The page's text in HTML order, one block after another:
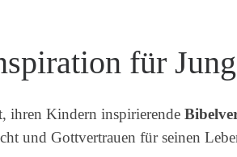
für
ihren Kindern inspirierende
und Gottvertrauen für seinen